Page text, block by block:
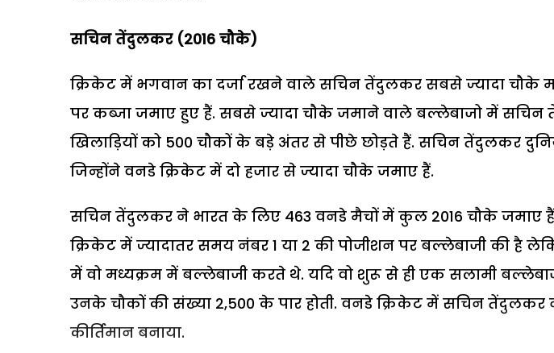
सचिन तेंदुलकर (2016 चौके)
क्रिकेट में भगवान का दर्जा रखने वाले सचिन तेंदुलकर सबसे ज्यादा चौके
पर कब्जा जमाए हुए हैं. सबसे ज्यादा चौके जमाने वाले बल्लेबाजो में सचिन
खिलाड़ियों को 500 चौकों के बड़े अंतर से पीछे छोड़ते हैं. सचिन तेंदुलकर
जिन्होंने वनडे क्रिकेट में दो हजार से ज्यादा चौके जमाए हैं.
सचिन तेंदुलकर ने भारत के लिए 463 वनडे मैचों में कुल 2016 चौके जमाए
क्रिकेट में ज्यादातर समय नंबर 1 या 2 की पोजीशन पर बल्लेबाजी की है
में वो मध्यक्रम में बल्लेबाजी करते थे. यदि वो शुरू से ही एक सलामी
उनके चौकों की संख्या 2,500 के पार होती. वनडे क्रिकेट में सचिन
कीर्तिमान बनाया.